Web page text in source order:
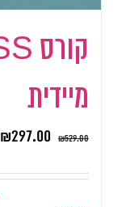
מיידית
₪529.00
₪297.00